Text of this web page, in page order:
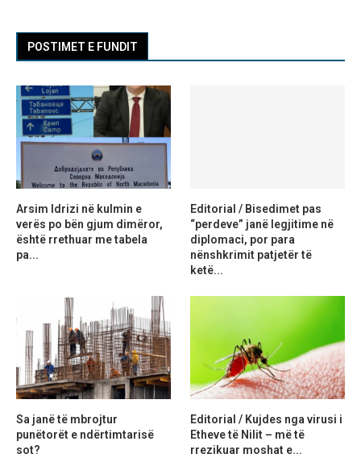
POSTIMET E FUNDIT
Arsim Idrizi në kulmin e
verës po bën gjum dimëror,
është rrethuar me tabela
pa...
Editorial / Bisedimet pas
“perdeve” janë legjitime në
diplomaci, por para
nënshkrimit patjetër të
ketë...
Sa janë të mbrojtur
punëtorët e ndërtimtarisë
sot?
Editorial / Kujdes nga virusi i
Etheve të Nilit – më të
rrezikuar moshat e...